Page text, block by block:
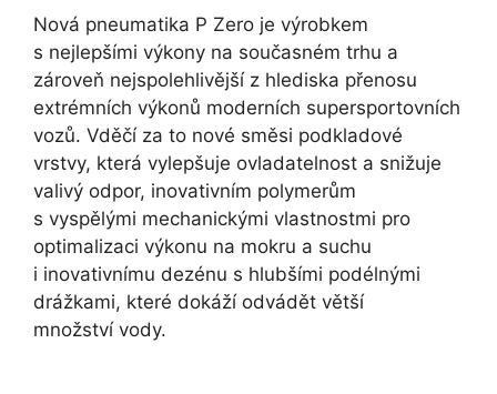
Nová pneumatika P Zero je výrobkem
s nejlepšími výkony na současném trhu a
zároveň nejspolehlivější z hlediska přenosu
extrémních výkonů moderních supersportovních
vozů. Vděčí za to nové směsi podkladové
vrstvy, která vylepšuje ovladatelnost a snižuje
valivý odpor, inovativním polymerům
s vyspělými mechanickými vlastnostmi pro
optimalizaci výkonu na mokru a suchu
i inovativnímu dezénu s hlubšími podélnými
drážkami, které dokáží odvádět větší
množství vody.